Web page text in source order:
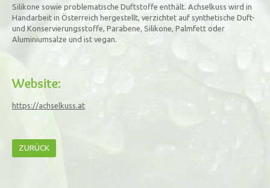
Silikone sowie problematische Duftstoffe enthält. Achselkuss wird in
Handarbeit in Österreich hergestellt, verzichtet auf synthetische Duft-
und Konservierungsstoffe, Parabene, Silikone, Palmfett oder
Aluminiumsalze und ist vegan.
Website:
https://achselkuss.at
ZURÜCK